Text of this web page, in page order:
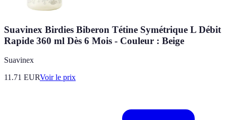
Suavinex Birdies Biberon Tétine Symétrique L Débit
Rapide 360 ml Dès 6 Mois - Couleur : Beige
Suavinex
11.71 EURVoir le prix